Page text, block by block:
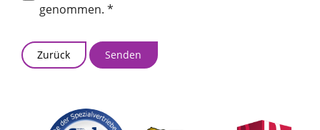
genommen. *
Zurück